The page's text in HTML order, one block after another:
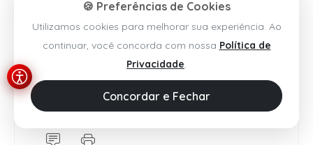
intensificação do policiamento ambiental.
Os animais permaneceram sob custódia
da guarnição para posterior soltura,
seguindo critérios técnicos definidos
pelos órgãos competentes.
🍪 Preferências de Cookies
Utilizamos cookies para melhorar sua experiência. Ao
continuar, você concorda com nossa Política de
Privacidade.
Concordar e Fechar